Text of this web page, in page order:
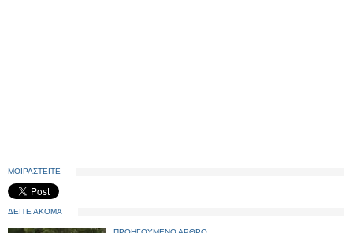
ΜΟΙΡΑΣΤΕΙΤΕ
ΔΕΙΤΕ ΑΚΟΜΑ